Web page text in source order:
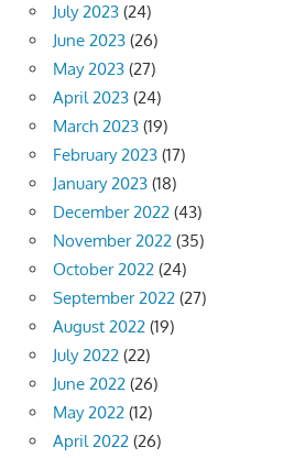
July 2023 (24)
June 2023 (26)
May 2023 (27)
April 2023 (24)
March 2023 (19)
February 2023 (17)
January 2023 (18)
December 2022 (43)
November 2022 (35)
October 2022 (24)
September 2022 (27)
August 2022 (19)
July 2022 (22)
June 2022 (26)
May 2022 (12)
April 2022 (26)